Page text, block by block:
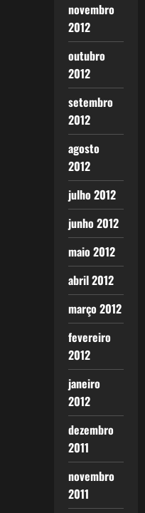
novembro
2012
outubro
2012
setembro
2012
agosto
2012
julho 2012
junho 2012
maio 2012
abril 2012
março 2012
fevereiro
2012
janeiro
2012
dezembro
2011
novembro
2011